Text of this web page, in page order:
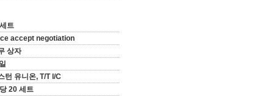
트
accept negotiation
상자
턴 유니온, T/T l/C
20 세트